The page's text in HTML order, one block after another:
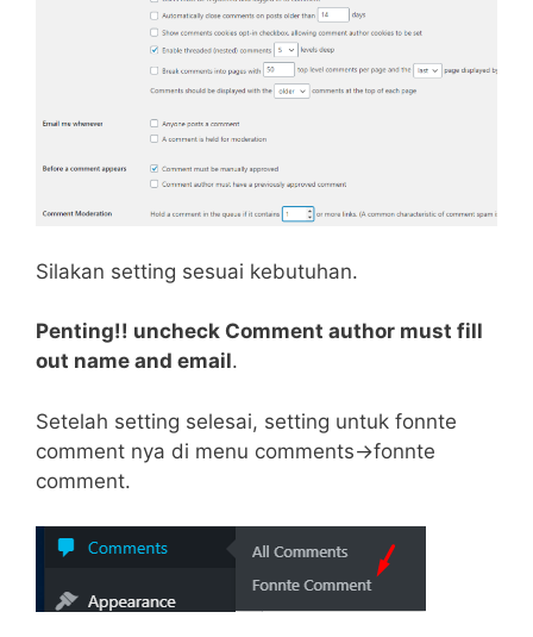
Silakan setting sesuai kebutuhan.
Penting!! uncheck Comment author must fill
out name and email.
Setelah setting selesai, setting untuk fonnte
comment nya di menu comments->fonnte
comment.